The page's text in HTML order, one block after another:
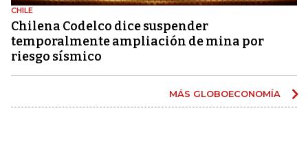
CHILE
Chilena Codelco dice suspender
temporalmente ampliación de mina por
riesgo sísmico
MÁS GLOBOECONOMÍA